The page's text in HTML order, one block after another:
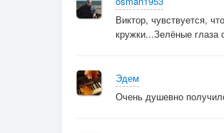
Виктор, чувствуется,
кружки...Зелёные
Эдем
Очень душевно